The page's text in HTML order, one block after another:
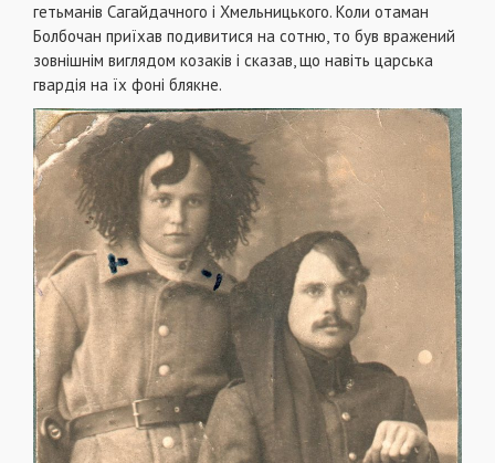
гетьманів Сагайдачного і Хмельницького. Коли отаман
Болбочан приїхав подивитися на сотню, то був вражений
зовнішнім виглядом козаків і сказав, що навіть царська
гвардія на їх фоні блякне.